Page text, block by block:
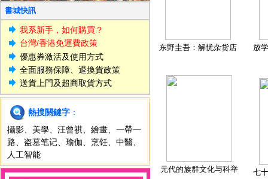
書城快訊
我系新手，如何購買？
台灣/香港免運費政策
優惠券激活及使用方式
全面服務保障、退換貨政策
送貨上門及超商取貨方式
熱搜關鍵字 ：
攝影
美學 汪曾祺 繪畫
一帶一
路
盗墓笔记 瑜伽 烹饪 中醫
人工智能
东野圭吾：解忧杂货店 放
元代的族群文化与科举 七